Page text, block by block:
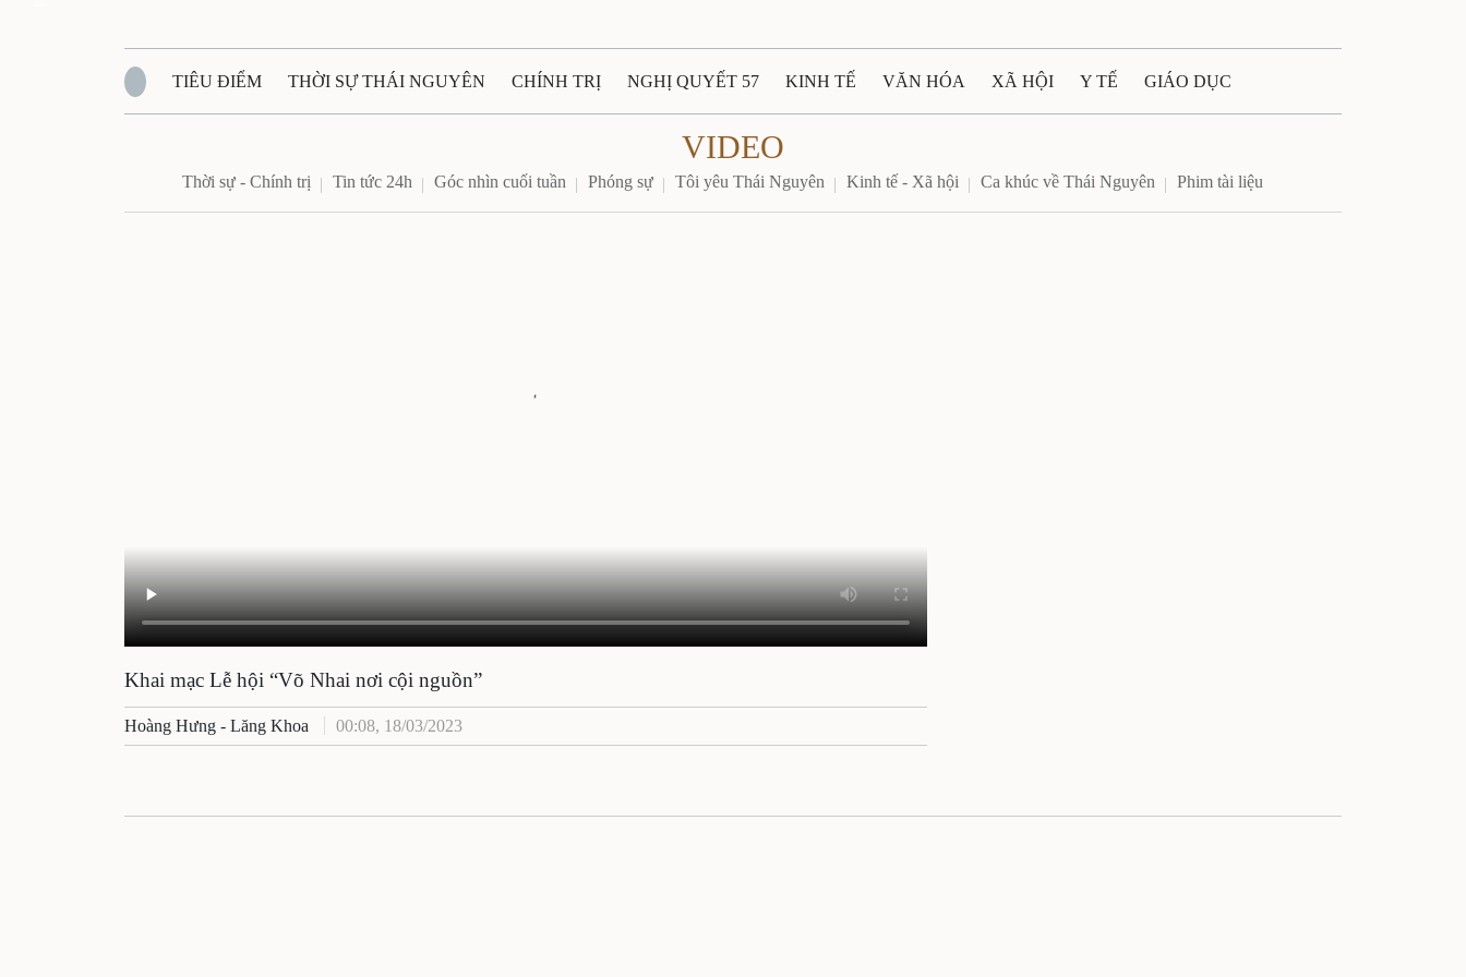
TIÊU ĐIỂM THỜI SỰ THÁI NGUYÊN CHÍNH TRỊ NGHỊ QUYẾT 57 KINH TẾ VĂN HÓA XÃ HỘI Y TẾ GIÁO DỤC
ĐẤT VÀ NGƯỜI THÁI NGUYÊN GIAO THÔNG
QUÊ HƯƠNG - ĐẤT NƯỚC QUỐC TẾ TÀI NGUYÊN - MÔI TRƯỜNG THỂ THAO THÔNG TIN - QUẢNG CÁO
VIDEO
Thời sự - Chính trị Tin tức 24h Góc nhìn cuối tuần Phóng sự Tôi yêu Thái Nguyên Kinh tế - Xã hội Ca khúc về Thái Nguyên Phim tài liệu
Khai mạc Lễ hội “Võ Nhai nơi cội nguồn”
Hoàng Hưng - Lăng Khoa 00:08, 18/03/2023